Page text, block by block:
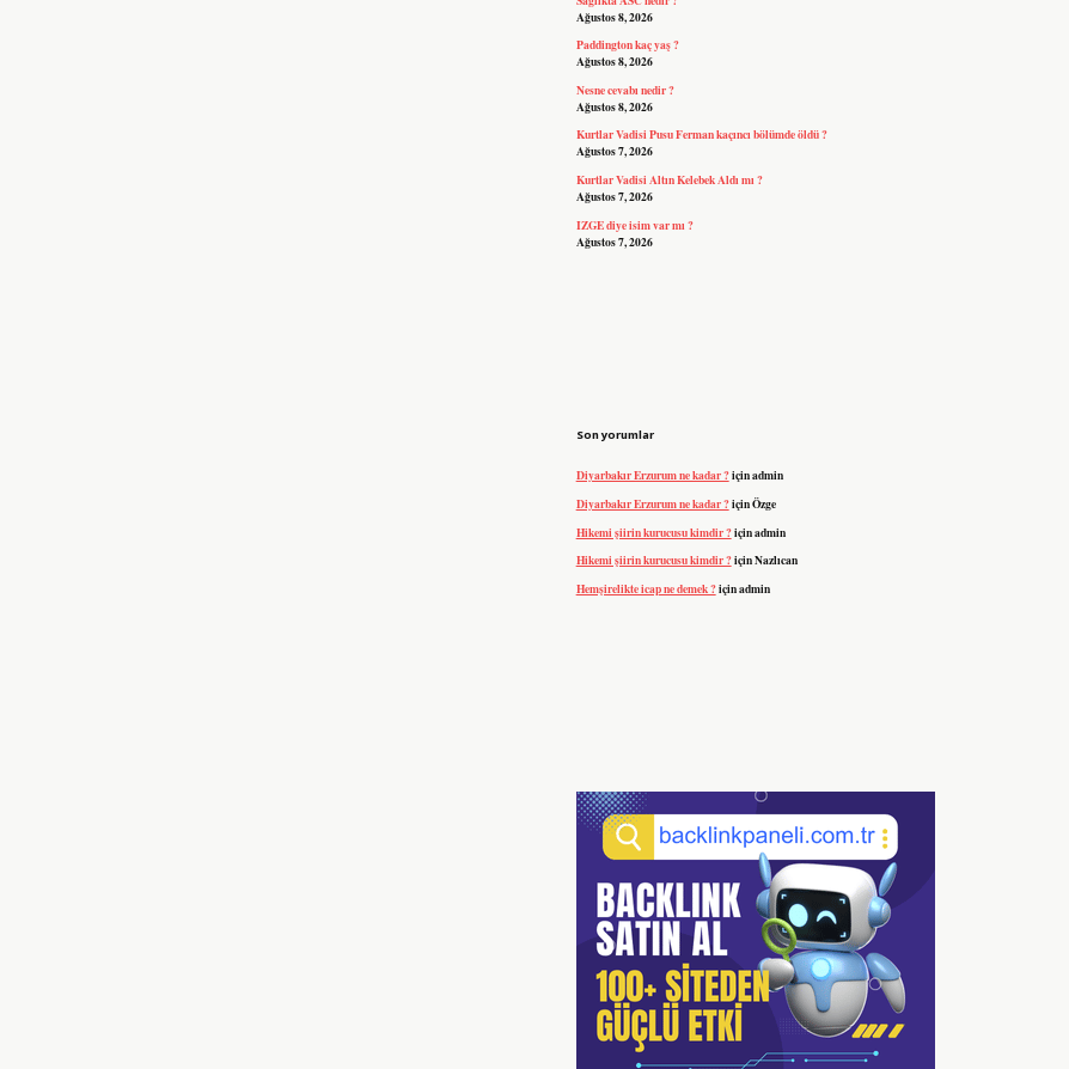
Ağustos 8, 2026
Paddington kaç yaş ?
Ağustos 8, 2026
Nesne cevabı nedir ?
Ağustos 8, 2026
Kurtlar Vadisi Pusu Ferman kaçıncı bölümde öldü ?
Ağustos 7, 2026
Kurtlar Vadisi Altın Kelebek Aldı mı ?
Ağustos 7, 2026
IZGE diye isim var mı ?
Ağustos 7, 2026
Son yorumlar
Diyarbakır Erzurum ne kadar ?içinadmin
Diyarbakır Erzurum ne kadar ?içinÖzge
Hikemi şiirin kurucusu kimdir ?içinadmin
Hikemi şiirin kurucusu kimdir ?içinNazlıcan
Hemşirelikte icap ne demek ?içinadmin